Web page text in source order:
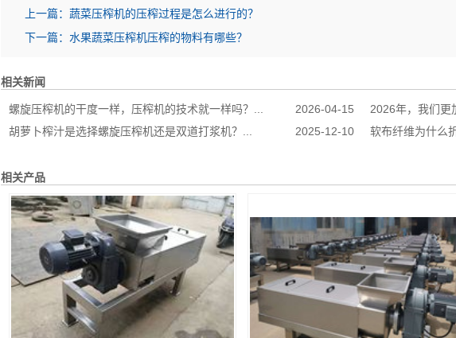
上一篇： 蔬菜压榨机的压榨过程是怎么进行的？
下一篇： 水果蔬菜压榨机压榨的物料有哪些？
相关新闻
2026-04-15
螺旋压榨机的干度一样，压榨机的技术就一样吗？...
2026年，我们
2025-12-10
胡萝卜榨汁是选择螺旋压榨机还是双道打浆机？... 软布纤维为什么
相关产品